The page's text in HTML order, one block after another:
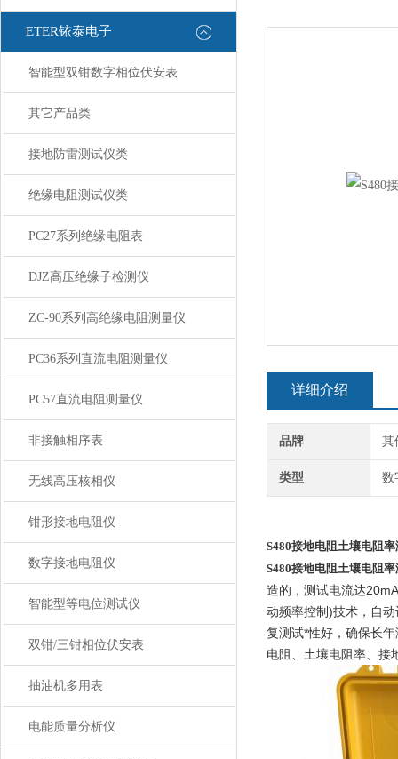
ETER铱泰电子
智能型双钳数字相位伏安表
其它产品类
接地防雷测试仪类
绝缘电阻测试仪类
PC27系列绝缘电阻表
DJZ高压绝缘子检测仪
ZC-90系列高绝缘电阻测量仪
PC36系列直流电阻测量仪
PC57直流电阻测量仪
非接触相序表
无线高压核相仪
钳形接地电阻仪
数字接地电阻仪
智能型等电位测试仪
双钳/三钳相位伏安表
抽油机多用表
电能质量分析仪
详细介绍
品牌 其
类型 数
S480接地电阻土壤电阻
S480接地电阻土壤电阻
造的，测试电流达
动频率控制)技术，自
复测试*性好，确保长
电阻、土壤电阻率、接